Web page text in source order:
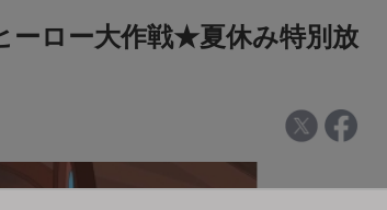
ーロー大作戦★夏休み特別放